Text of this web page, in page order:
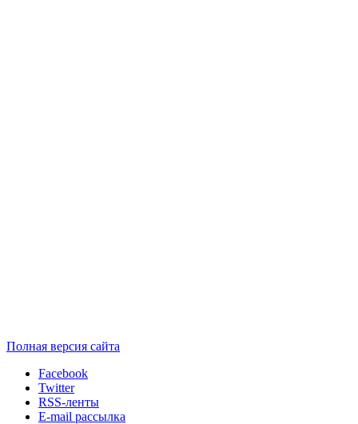
Полная версия сайта
Facebook
Twitter
RSS-ленты
E-mail рассылка